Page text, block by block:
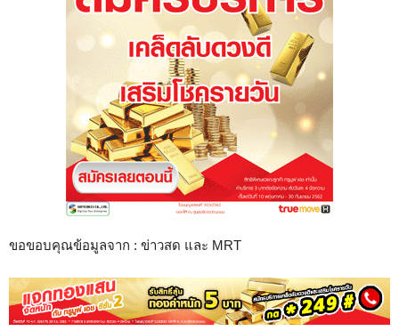
ขอขอบคุณข้อมูลจาก : ข่าวสด และ MRT